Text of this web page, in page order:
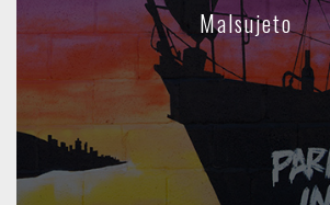
Malsujeto